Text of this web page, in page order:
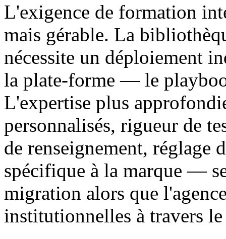
L'exigence de formation
mais gérable. La
nécessite un déploiement
la plate-forme — le
L'expertise plus
personnalisés, rigueur de
de renseignement, réglage
spécifique à la marque —
migration alors que
institutionnelles à travers